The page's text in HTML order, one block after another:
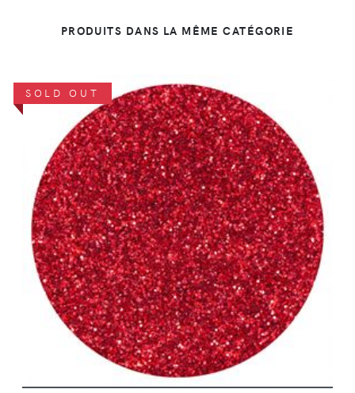
PRODUITS DANS LA MÊME CATÉGORIE
SOLD OUT
DÉTAILS